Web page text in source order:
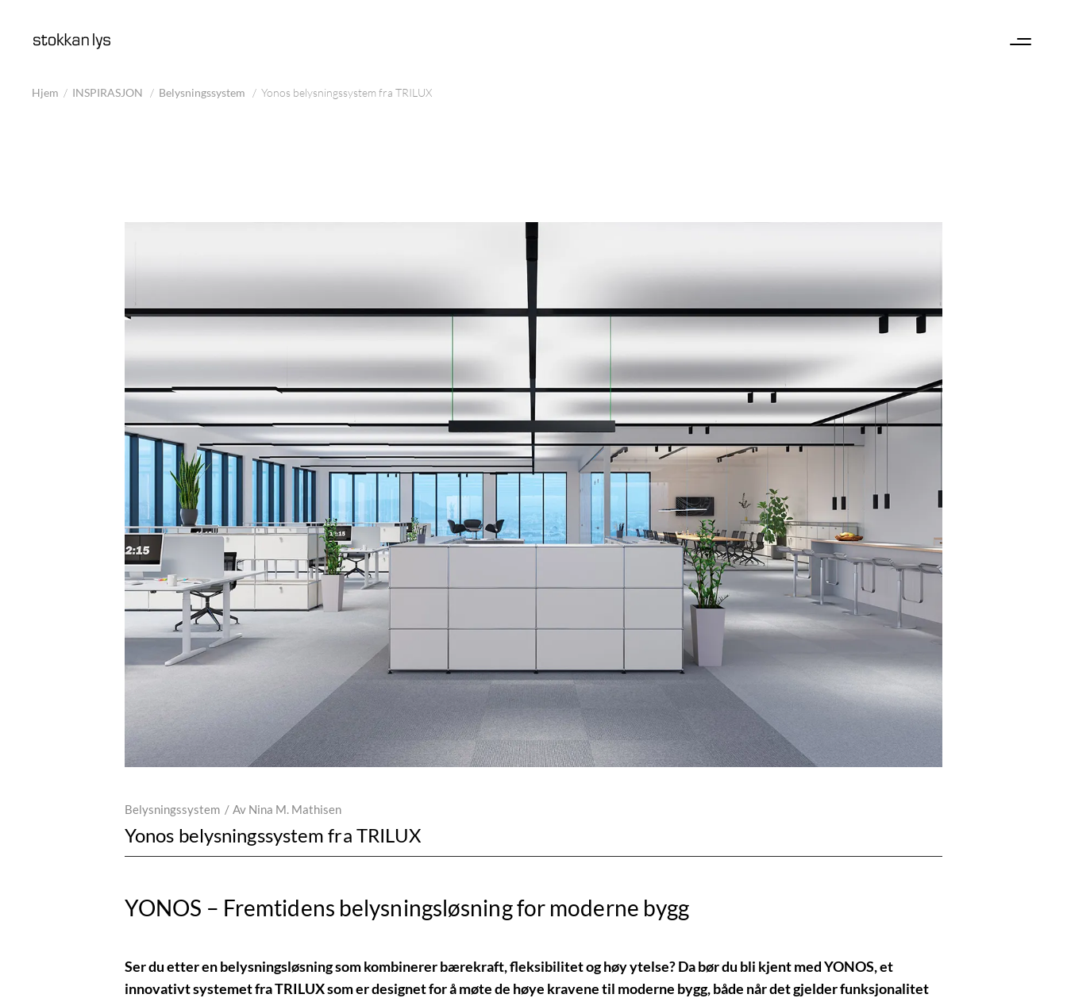
Hjem / INSPIRASJON / Belysningssystem / Yonos belysningssystem fra TRILUX
Belysningssystem Av Nina M. Mathisen
Yonos belysningssystem fra TRILUX
YONOS – Fremtidens belysningsløsning for moderne bygg
Ser du etter en belysningsløsning som kombinerer bærekraft, fleksibilitet og høy ytelse? Da bør du bli kjent med YONOS, et
innovativt systemet fra TRILUX som er designet for å møte de høye kravene til moderne bygg, både når det gjelder funksjonalitet